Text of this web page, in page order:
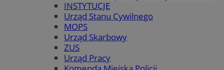
INSTYTUCJE
Urząd Stanu Cywilnego
MOPS
Urząd Skarbowy
ZUS
Urząd Pracy